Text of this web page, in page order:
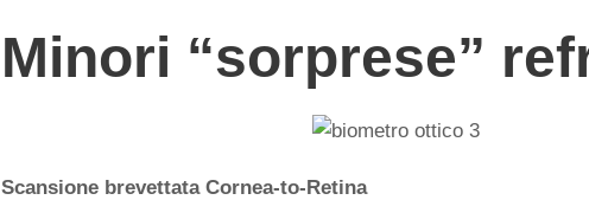
Minori “sorprese”
Scansione brevettata Cornea-to-Retina